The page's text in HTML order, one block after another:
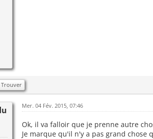
Trouver
Mer. 04 Fév. 2015, 07:46
Ok, il va falloir que je prenne autre
Je marque qu'il n'y a pas grand chose